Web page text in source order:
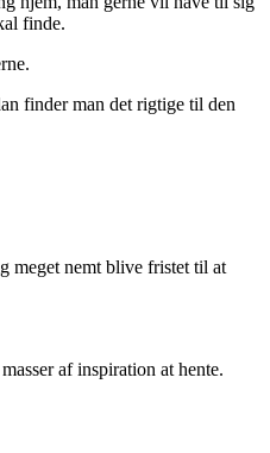
finde.
finder man det rigtige til den
meget nemt blive fristet til at
af inspiration at hente.